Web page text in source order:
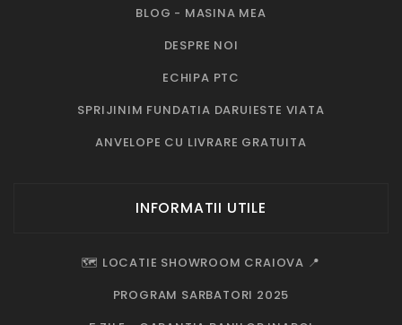
BLOG - MASINA MEA
DESPRE NOI
ECHIPA PTC
SPRIJINIM FUNDATIA DARUIESTE VIATA
ANVELOPE CU LIVRARE GRATUITA
INFORMATII UTILE
🗺️ LOCATIE SHOWROOM CRAIOVA 📍
PROGRAM SARBATORI 2025